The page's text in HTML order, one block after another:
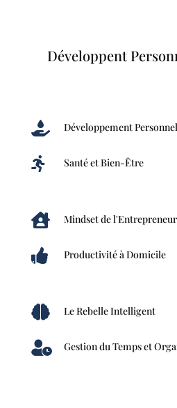
Développent
 Développement Personnel
 Santé et Bien-Être
 Mindset de
 Productivité à Domicile
 Le Rebelle Intelligent
 Gestion du Temps et